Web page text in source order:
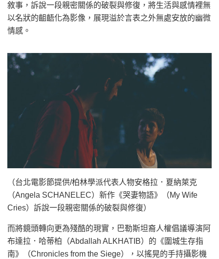
敘事，訴說一段親密關係的破裂與修復，將生活與感情裡無
以名狀的齟齬化為影像，展現溢於言表之外無處安放的幽微
情感。
（台北電影節提供/柏林學派代表人物安格拉．夏納萊克
（Angela SCHANELEC）新作《哭妻物語》（My Wife
Cries）訴說一段親密關係的破裂與修復）
而將鏡頭轉向更為殘酷的現實，巴勒斯坦裔人權倡議導演阿
布達拉．哈蒂柏（Abdallah ALKHATIB）的《圍城生存指
南》（Chronicles from the Siege），以搖晃的手持攝影機